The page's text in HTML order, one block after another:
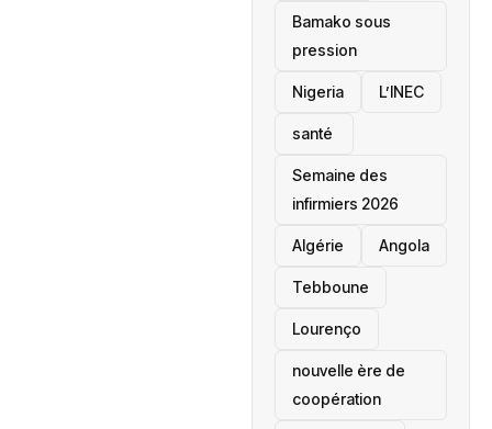
Bamako sous
pression
‎Nigeria L’INEC
santé ‎
Semaine des
infirmiers 2026
‎Algérie Angola
Tebboune
Lourenço
nouvelle ère de
coopération